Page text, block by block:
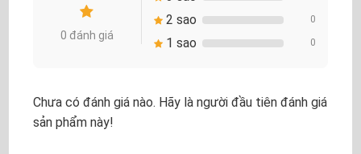
0 đánh giá
2 sao 0
1 sao 0
Chưa có đánh giá nào. Hãy là người đầu tiên đánh giá
sản phẩm này!